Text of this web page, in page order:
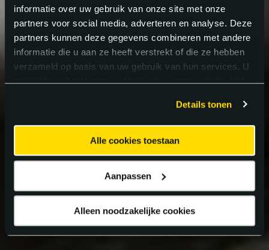
informatie over uw gebruik van onze site met onze
partners voor social media, adverteren en analyse. Deze
partners kunnen deze gegevens combineren met andere
informatie die u aan ze heeft verstrekt of die ze hebben
verzameld op basis van uw gebruik van hun services. U
gaat akkoord met onze cookies als u onze website blijft
Details tonen
Alle cookies toestaan
Aanpassen
Alleen noodzakelijke cookies